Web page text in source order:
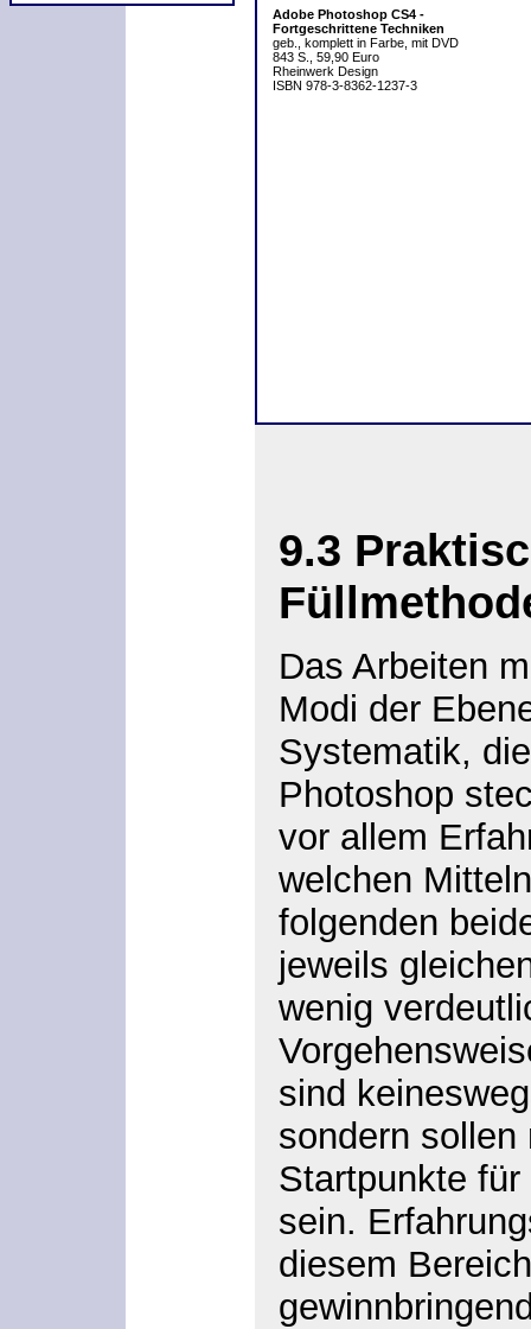
Adobe Photoshop CS4 -
Fortgeschrittene Techniken
geb., komplett in Farbe, mit DVD
843 S., 59,90 Euro
Rheinwerk Design
ISBN 978-3-8362-1237-3
9.3
Das Arbeiten
Modi der
Systematik,
Photoshop
vor allem
welchen
folgenden
jeweils
wenig
sind
sondern sollen
Startpunkte
sein.
diesem